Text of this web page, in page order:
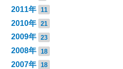
2011年 11
2010年 21
2009年 23
2008年 18
2007年 18